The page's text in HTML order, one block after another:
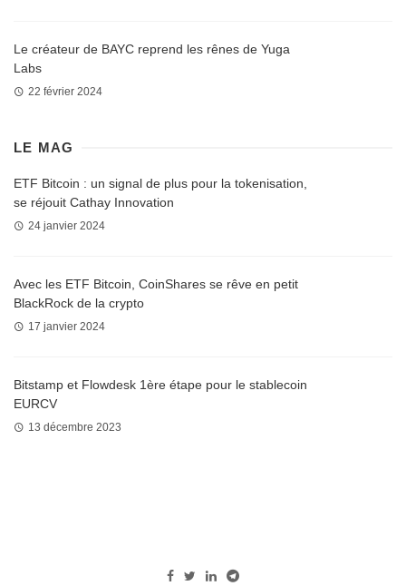
Le créateur de BAYC reprend les rênes de Yuga
Labs
22 février 2024
LE MAG
ETF Bitcoin : un signal de plus pour la tokenisation,
se réjouit Cathay Innovation
24 janvier 2024
Avec les ETF Bitcoin, CoinShares se rêve en petit
BlackRock de la crypto
17 janvier 2024
Bitstamp et Flowdesk 1ère étape pour le stablecoin
EURCV
13 décembre 2023